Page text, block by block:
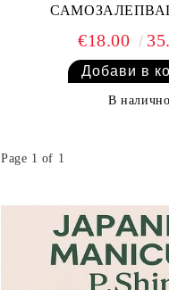
€18.00
В
Page 1 of 1